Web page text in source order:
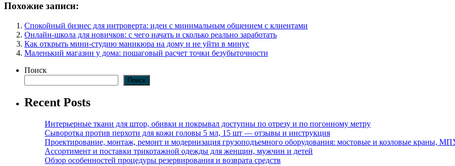
Похожие записи:
Спокойный бизнес для интроверта: идеи с минимальным общением с клиентами
Онлайн-школа для новичков: с чего начать и сколько реально заработать
Как открыть мини-студию маникюра на дому и не уйти в минус
Маленький магазин у дома: пошаговый расчет точки безубыточности
Поиск
Поиск
Recent Posts
Интерьерные ткани для штор, обивки и покрывал доступны по отрезу и по погонному метру
Сыворотка против перхоти для кожи головы 5 мл, 15 шт — отзывы и инструкция
Проектирование, монтаж, ремонт и модернизация грузоподъемного оборудования: мостовые и козловые краны,
Ассортимент и поставки трикотажной одежды для женщин, мужчин и детей
Обзор особенностей процедуры резервирования и возврата средств